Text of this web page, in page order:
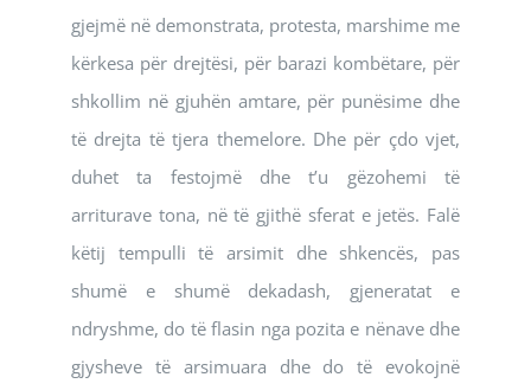
gjejmë në demonstrata, protesta, marshime me
kërkesa për drejtësi, për barazi kombëtare, për
shkollim në gjuhën amtare, për punësime dhe
të drejta të tjera themelore. Dhe për çdo vjet,
duhet ta festojmë dhe t’u gëzohemi të
arriturave tona, në të gjithë sferat e jetës. Falë
këtij tempulli të arsimit dhe shkencës, pas
shumë e shumë dekadash, gjeneratat e
ndryshme, do të flasin nga pozita e nënave dhe
gjysheve të arsimuara dhe do të evokojnë